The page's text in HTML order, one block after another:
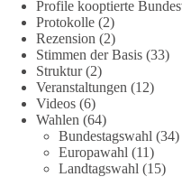
September statt. Die Inhalte
geteilt und diskutiert werden.
Folge unseren Kanälen:
Facebook:
https://www.facebook.com/
Instragram:
https://www.instagram.com/
Tiktok: https://
Profile kooptierte
Protokolle (2)
Rezension (2)
Stimmen der Basis (33)
Struktur(2)
Veranstaltungen (12)
Videos (6)
Wahlen (64)
Bundestagswahl (34)
Europawahl (11)
Landtagswahl (15)